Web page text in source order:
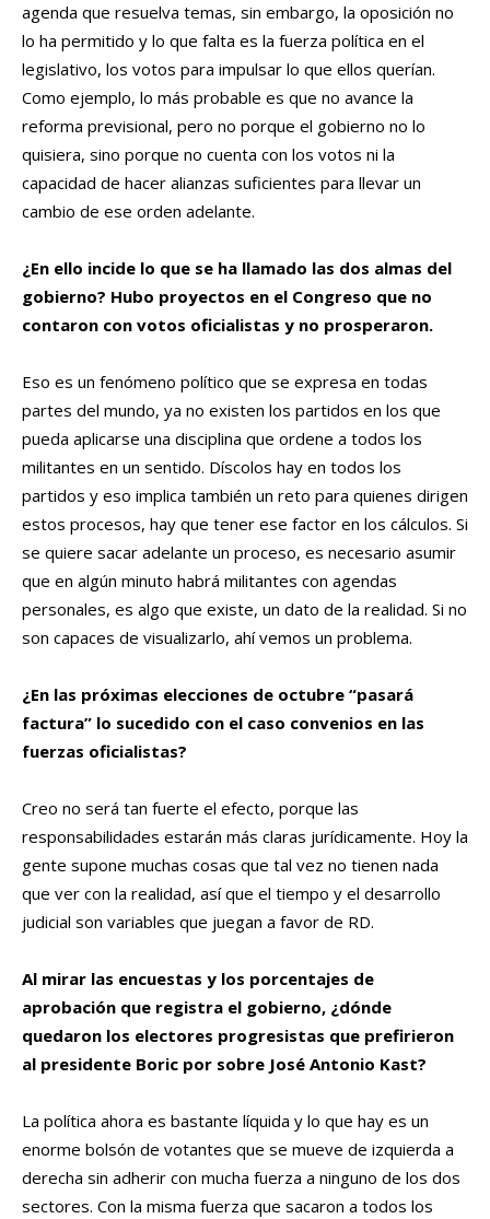
agenda que resuelva temas, sin embargo, la oposición no
lo ha permitido y lo que falta es la fuerza política en el
legislativo, los votos para impulsar lo que ellos querían.
Como ejemplo, lo más probable es que no avance la
reforma previsional, pero no porque el gobierno no lo
quisiera, sino porque no cuenta con los votos ni la
capacidad de hacer alianzas suficientes para llevar un
cambio de ese orden adelante.
¿En ello incide lo que se ha llamado las dos almas del
gobierno? Hubo proyectos en el Congreso que no
contaron con votos oficialistas y no prosperaron.
Eso es un fenómeno político que se expresa en todas
partes del mundo, ya no existen los partidos en los que
pueda aplicarse una disciplina que ordene a todos los
militantes en un sentido. Díscolos hay en todos los
partidos y eso implica también un reto para quienes dirigen
estos procesos, hay que tener ese factor en los cálculos. Si
se quiere sacar adelante un proceso, es necesario asumir
que en algún minuto habrá militantes con agendas
personales, es algo que existe, un dato de la realidad. Si no
son capaces de visualizarlo, ahí vemos un problema.
¿En las próximas elecciones de octubre “pasará
factura” lo sucedido con el caso convenios en las
fuerzas oficialistas?
Creo no será tan fuerte el efecto, porque las
responsabilidades estarán más claras jurídicamente. Hoy la
gente supone muchas cosas que tal vez no tienen nada
que ver con la realidad, así que el tiempo y el desarrollo
judicial son variables que juegan a favor de RD.
Al mirar las encuestas y los porcentajes de
aprobación que registra el gobierno, ¿dónde
quedaron los electores progresistas que prefirieron
al presidente Boric por sobre José Antonio Kast?
La política ahora es bastante líquida y lo que hay es un
enorme bolsón de votantes que se mueve de izquierda a
derecha sin adherir con mucha fuerza a ninguno de los dos
sectores. Con la misma fuerza que sacaron a todos los